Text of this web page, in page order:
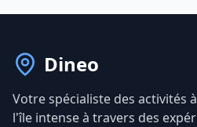
Dineo
Votre spécialiste des activités
l'île intense à travers des